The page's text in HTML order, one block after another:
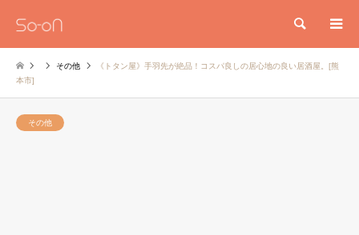
検索
その他
《トタン屋》手羽先が絶品！コスパ良しの居心地の良い居酒屋。[熊
本市]
その他